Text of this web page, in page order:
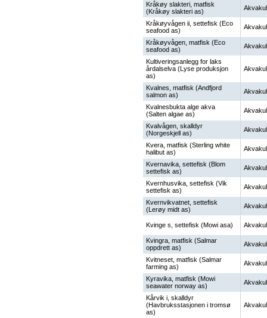
Kråkøy slakteri, matfisk
(Kråkøy slakteri as)
Kråkøyvågen ii, settefisk (Eco
seafood as)
Kråkøyvågen, matfisk (Eco
seafood as)
Kultiveringsanlegg for laks
årdalselva (Lyse produksjon
as)
Kvalnes, matfisk (Andfjord
salmon as)
Kvalnesbukta alge akva
(Salten algae as)
Kvalvågen, skalldyr
(Norgeskjell as)
Kvera, matfisk (Sterling white
halibut as)
Kvernavika, settefisk (Blom
settefisk as)
Kvernhusvika, settefisk (Vik
settefisk as)
Kvernvikvatnet, settefisk
(Lerøy midt as)
Kvinge s, settefisk (Mowi asa)
Kvingra, matfisk (Salmar
oppdrett as)
Kvitneset, matfisk (Salmar
farming as)
Kyravika, matfisk (Mowi
seawater norway as)
Kårvik i, skalldyr
(Havbruksstasjonen i tromsø
as)